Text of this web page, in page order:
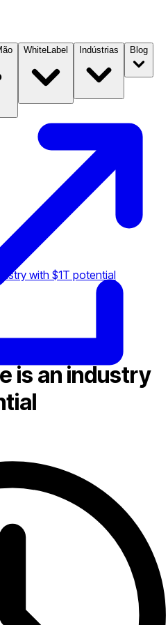
WhiteLabel Indústrias Blog
with $1T potential
is an industry